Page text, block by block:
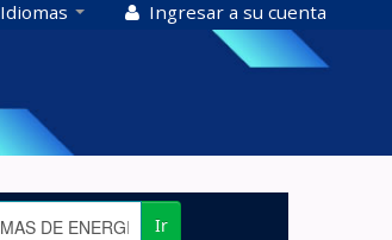
Idiomas Ingresar a su cuenta
Ir